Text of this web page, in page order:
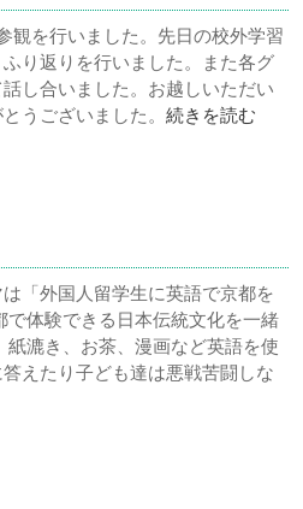
観を行いました。先日の校外学習
り返りを行いました。また各グ
し合いました。お越しいただい
うございました。続きを読む
「外国人留学生に英語で京都を
で体験できる日本伝統文化を一緒
紙漉き、お茶、漫画など英語を使
えたり子ども達は悪戦苦闘しな